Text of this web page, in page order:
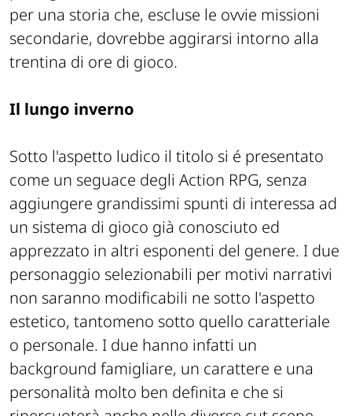
per una storia che, escluse le ovvie missioni
secondarie, dovrebbe aggirarsi intorno alla
trentina di ore di gioco.
Il lungo inverno
Sotto l'aspetto ludico il titolo si é presentato
come un seguace degli Action RPG, senza
aggiungere grandissimi spunti di interessa ad
un sistema di gioco già conosciuto ed
apprezzato in altri esponenti del genere. I due
personaggio selezionabili per motivi narrativi
non saranno modificabili ne sotto l'aspetto
estetico, tantomeno sotto quello caratteriale
o personale. I due hanno infatti un
background famigliare, un carattere e una
personalità molto ben definita e che si